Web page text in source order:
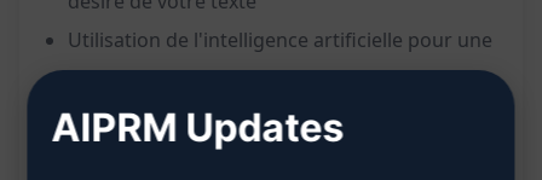
Utilisation de l'intelligence artificielle pour une
élimination efficace
Simplifie les révisions, les corrections et les
synthèses de texte
AIPRM Updates